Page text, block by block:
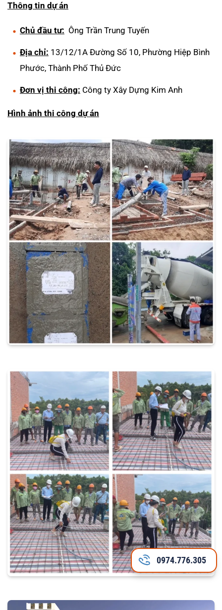
Thông tin dự án
Chủ đầu tư: Ông Trần Trung Tuyến
Địa chỉ: 13/12/1A Đường Số 10, Phường Hiệp Bình
Phước, Thành Phố Thủ Đức
Đơn vị thi công: Công ty Xây Dựng Kim Anh
Hình ảnh thi công dự án
0974.776.305